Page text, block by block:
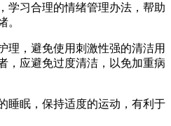
学习合理的情绪管理办法，帮助
。
理，避免使用刺激性强的清洁用
，应避免过度清洁，以免加重病
睡眠，保持适度的运动，有利于